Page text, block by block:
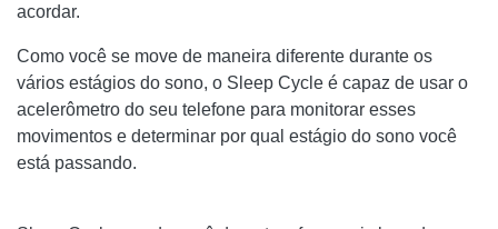
acordar.
Como você se move de maneira diferente durante os
vários estágios do sono, o Sleep Cycle é capaz de usar o
acelerômetro do seu telefone para monitorar esses
movimentos e determinar por qual estágio do sono você
está passando.